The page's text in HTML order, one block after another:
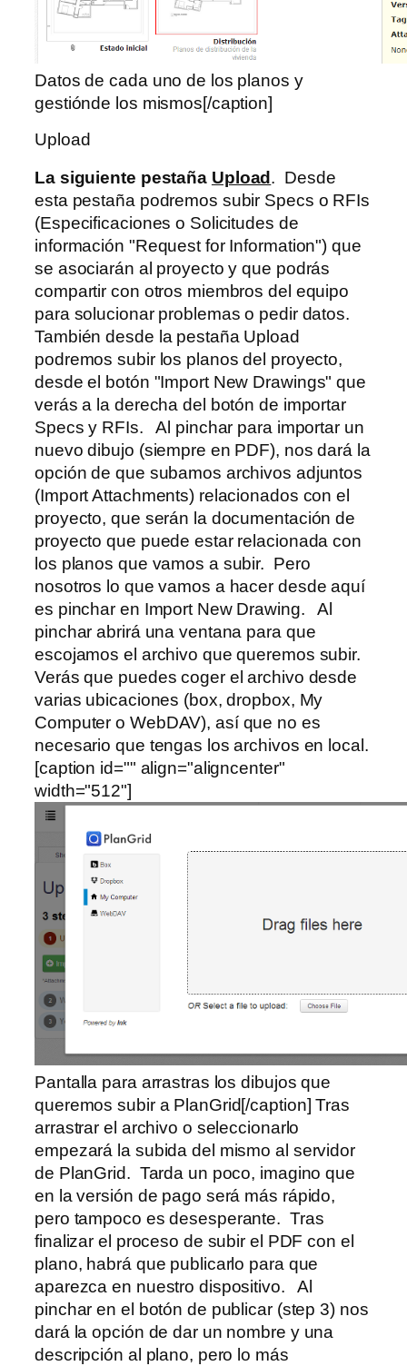
Datos de cada uno de los planos y
gestiónde los mismos[/caption]
Upload
La siguiente pestaña Upload . Desde
esta pestaña podremos subir Specs o RFIs
(Especificaciones o Solicitudes de
información "Request for Information") que
se asociarán al proyecto y que podrás
compartir con otros miembros del equipo
para solucionar problemas o pedir datos.
También desde la pestaña Upload
podremos subir los planos del proyecto,
desde el botón "Import New Drawings" que
verás a la derecha del botón de importar
Specs y RFIs. Al pinchar para importar un
nuevo dibujo (siempre en PDF), nos dará la
opción de que subamos archivos adjuntos
(Import Attachments) relacionados con el
proyecto, que serán la documentación de
proyecto que puede estar relacionada con
los planos que vamos a subir. Pero
nosotros lo que vamos a hacer desde aquí
es pinchar en Import New Drawing. Al
pinchar abrirá una ventana para que
escojamos el archivo que queremos subir.
Verás que puedes coger el archivo desde
varias ubicaciones (box, dropbox, My
Computer o WebDAV), así que no es
necesario que tengas los archivos en local.
[caption id="" align="aligncenter"
width="512"]
Pantalla para arrastras los dibujos que
queremos subir a PlanGrid[/caption] Tras
arrastrar el archivo o seleccionarlo
empezará la subida del mismo al servidor
de PlanGrid. Tarda un poco, imagino que
en la versión de pago será más rápido,
pero tampoco es desesperante. Tras
finalizar el proceso de subir el PDF con el
plano, habrá que publicarlo para que
aparezca en nuestro dispositivo. Al
pinchar en el botón de publicar (step 3) nos
dará la opción de dar un nombre y una
descripción al plano, pero lo más